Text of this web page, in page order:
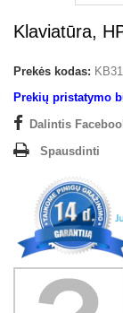
Klaviatūra,
Prekės kodas:
Prekių pristatymo
Dalintis
Spausdinti